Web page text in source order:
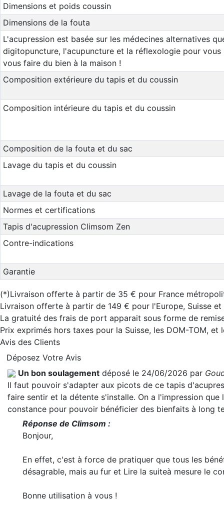
Dimensions et poids coussin
Dimensions de la fouta
L'acupression est basée sur les médecines alternatives
digitopuncture, l'acupuncture et la réflexologie pour vous
vous faire du bien à la maison !
Composition extérieure du tapis et du coussin
Composition intérieure du tapis et du coussin
Composition de la fouta et du sac
Lavage du tapis et du coussin
Lavage de la fouta et du sac
Normes et certifications
Tapis d'acupression Climsom Zen
Contre-indications
Garantie
(*)Livraison offerte à partir de 35 € pour France
Livraison offerte à partir de 149 € pour l'Europe, Suisse et
La gratuité des frais de port apparait sous forme de
Prix exprimés hors taxes pour la Suisse, les DOM-TOM,
Avis des Clients
Déposez Votre Avis
Un bon soulagement déposé le 24/06/2026 par
Il faut pouvoir s'adapter aux picots de ce tapis
faire sentir et la détente s'installe. On a l'impression
constance pour pouvoir bénéficier des bienfaits à long
Réponse de Climsom :
Bonjour,
En effet, c'est à force de pratiquer que tous les
désagrable, mais au fur et Lire la suiteà mesure le
Bonne utilisation à vous !